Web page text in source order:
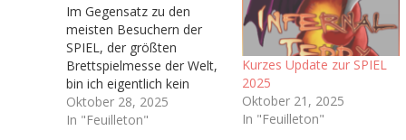
Im Gegensatz zu den
meisten Besuchern der
SPIEL, der größten
Brettspielmesse der Welt,
bin ich eigentlich kein
Brettspieler. In meiner
Kindheit wurden bei uns
Oktober 28, 2025
In "Feuilleton"
Kurzes Update zur SPIEL
2025
Oktober 21, 2025
In "Feuilleton"